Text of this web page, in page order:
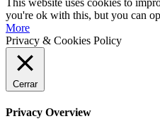
This website uses cookies to
you're ok with this, but you can
More
Privacy & Cookies Policy
Cerrar
Privacy Overview